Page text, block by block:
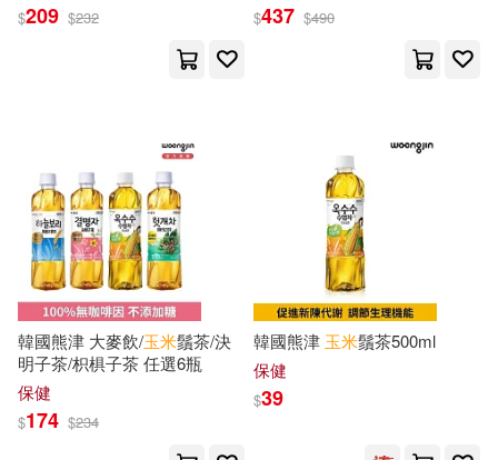
小牛頓科學教育有限公司編輯團隊
徐茂揮(6)
斯瓦米．拉瑪(6)
施志偉(6)
本書編委會(6) 李少昆(6)
新時代出版社(22)
浙江少年兒童出版社(22)
華東理工大學出版社(22)
雲南人民出版社(22)
雲南科技出版社(22)
アシェット・コレクションズ・ジ
$209 $232 $437 $490
韓國熊津 大麥飲/玉米鬚茶/決
明子茶/枳椇子茶 任選6瓶
保健
$174 $234
韓國熊津 玉米鬚茶500ml
保健
$39